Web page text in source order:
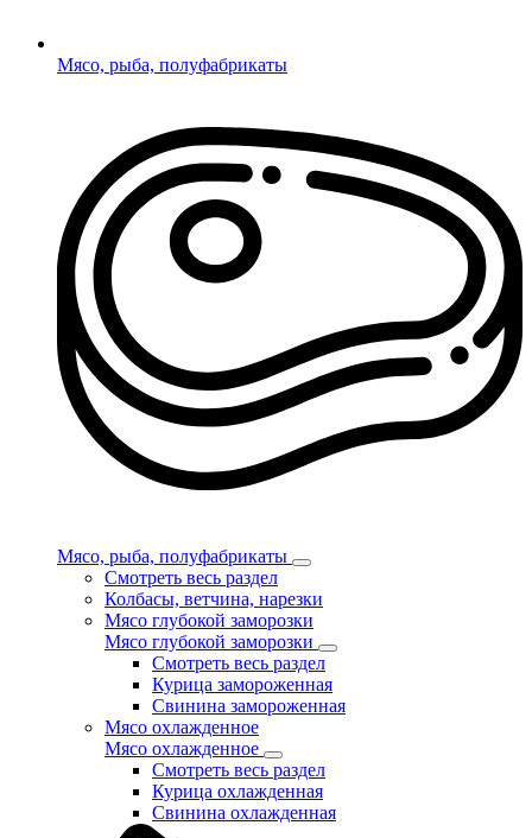
Мясо, рыба, полуфабрикаты
Мясо, рыба, полуфабрикаты
Смотреть весь раздел
Колбасы, ветчина, нарезки
Мясо глубокой заморозки
Мясо глубокой заморозки
Смотреть весь раздел
Курица замороженная
Свинина замороженная
Мясо охлажденное
Мясо охлажденное
Смотреть весь раздел
Курица охлажденная
Свинина охлажденная